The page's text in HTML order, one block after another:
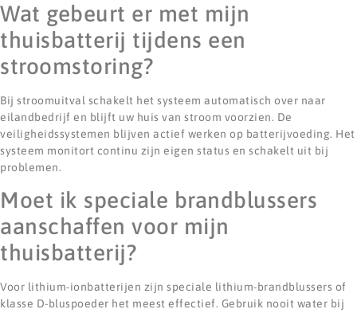
Wat gebeurt er met mijn
thuisbatterij tijdens een
stroomstoring?
Bij stroomuitval schakelt het systeem automatisch over naar
eilandbedrijf en blijft uw huis van stroom voorzien. De
veiligheidssystemen blijven actief werken op batterijvoeding. Het
systeem monitort continu zijn eigen status en schakelt uit bij
problemen.
Moet ik speciale brandblussers
aanschaffen voor mijn
thuisbatterij?
Voor lithium-ionbatterijen zijn speciale lithium-brandblussers of
klasse D-bluspoeder het meest effectief. Gebruik nooit water bij